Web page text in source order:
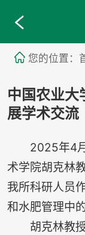
您的位置：
中国农业大
展学术交流
2025年4
术学院胡克林
我所科研人员
和水肥管理中
胡克林教